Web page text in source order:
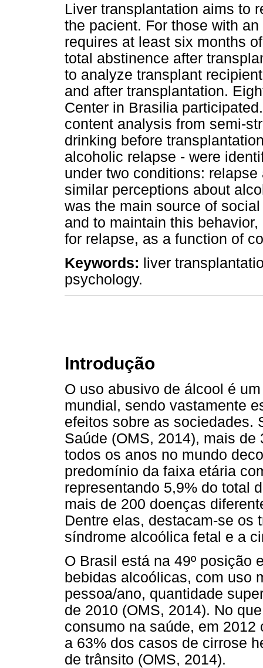
Liver transplantation aims to
the pacient. For those with
requires at least six months
total abstinence after
to analyze transplant
and after transplantation.
Center in Brasilia
content analysis from semi-
drinking before
alcoholic relapse - were
under two conditions:
similar perceptions about
was the main source of
and to maintain this
for relapse, as a function of
Keywords: liver
psychology.
Introdução
O uso abusivo de álcool é
mundial, sendo vastamente
efeitos sobre as sociedades.
Saúde (OMS, 2014), mais
todos os anos no mundo
predomínio da faixa etária
representando 5,9% do total
mais de 200 doenças
Dentre elas, destacam-se os
síndrome alcoólica fetal e a
O Brasil está na 49º posição
bebidas alcoólicas, com uso
pessoa/ano, quantidade
de 2010 (OMS, 2014). No
consumo na saúde, em
a 63% dos casos de cirrose
de trânsito (OMS, 2014).